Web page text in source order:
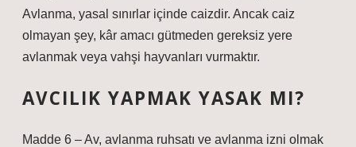
Avlanma, yasal sınırlar içinde caizdir. Ancak caiz
olmayan şey, kâr amacı gütmeden gereksiz yere
avlanmak veya vahşi hayvanları vurmaktır.
AVCILIK YAPMAK YASAK MI?
Madde 6 – Av, avlanma ruhsatı ve avlanma izni olmak